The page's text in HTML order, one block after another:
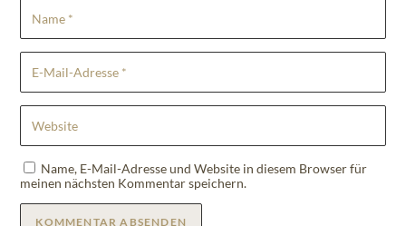
Name, E-Mail-Adresse und Website in diesem Browser für
meinen nächsten Kommentar speichern.
KOMMENTAR ABSENDEN